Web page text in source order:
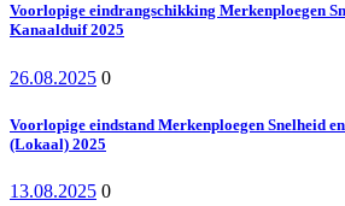
Voorlopige eindrangschikking Merkenploegen
Kanaalduif 2025
26.08.2025 0
Voorlopige eindstand Merkenploegen Snelheid
(Lokaal) 2025
13.08.2025 0